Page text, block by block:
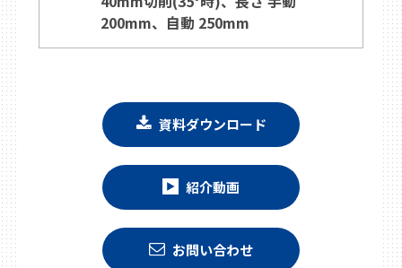
200mm、自動 250mm
資料ダウンロード
紹介動画
お問い合わせ